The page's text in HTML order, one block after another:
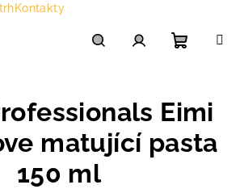
Kontakty
košík
Eimi
matující pasta
150 ml